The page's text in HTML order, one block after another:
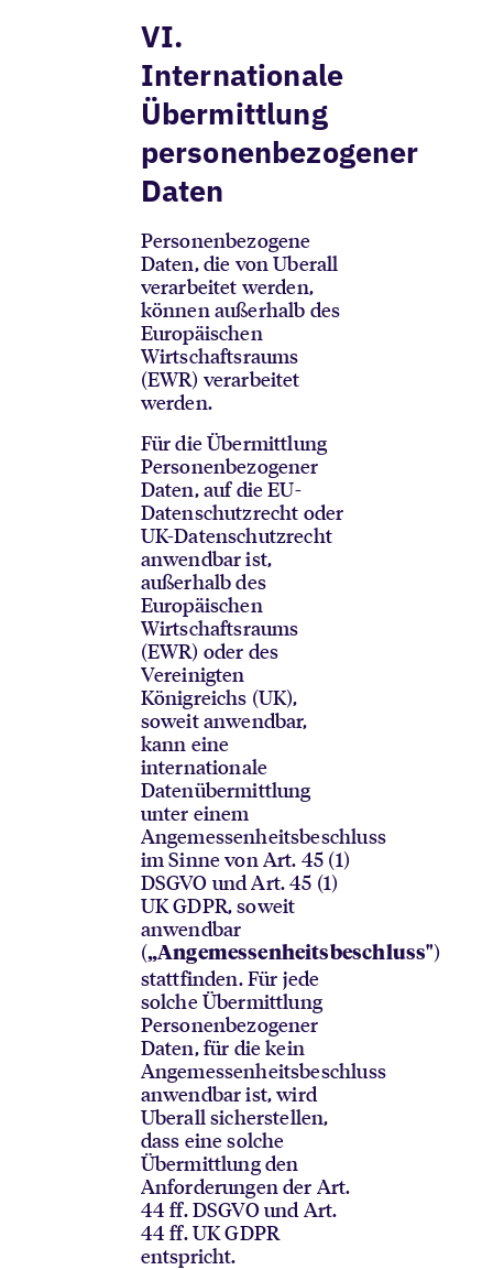
VI.
Internationale
Übermittlung
personenbezogener
Daten
Personenbezogene
Daten, die von Uberall
verarbeitet werden,
können außerhalb des
Europäischen
Wirtschaftsraums
(EWR) verarbeitet
werden.
Für die Übermittlung
Personenbezogener
Daten, auf die EU-
Datenschutzrecht oder
UK-Datenschutzrecht
anwendbar ist,
außerhalb des
Europäischen
Wirtschaftsraums
(EWR) oder des
Vereinigten
Königreichs (UK),
soweit anwendbar,
kann eine
internationale
Datenübermittlung
unter einem
Angemessenheitsbeschluss
im Sinne von Art. 45 (1)
DSGVO und Art. 45 (1)
UK GDPR, soweit
anwendbar
(„Angemessenheitsbeschluss")
stattfinden. Für jede
solche Übermittlung
Personenbezogener
Daten, für die kein
Angemessenheitsbeschluss
anwendbar ist, wird
Uberall sicherstellen,
dass eine solche
Übermittlung den
Anforderungen der Art.
44 ff. DSGVO und Art.
44 ff. UK GDPR
entspricht.